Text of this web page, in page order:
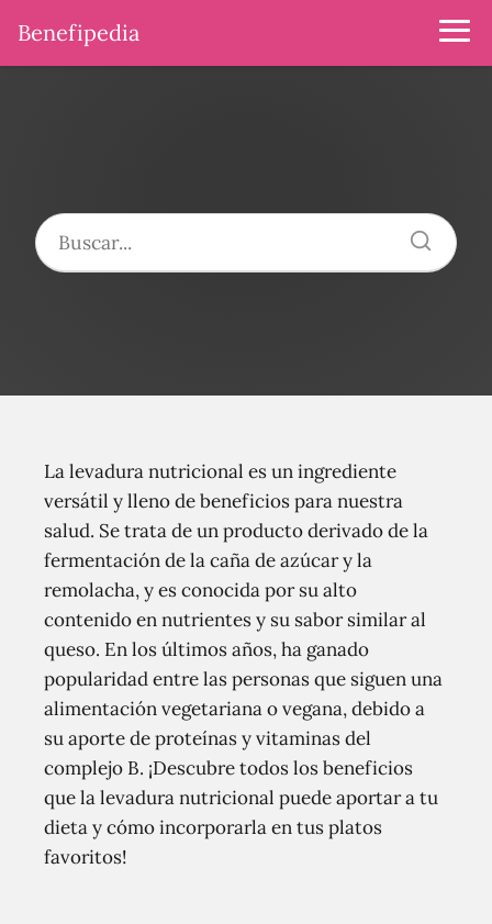
Benefipedia
La levadura nutricional es un ingrediente
versátil y lleno de beneficios para nuestra
salud. Se trata de un producto derivado de la
fermentación de la caña de azúcar y la
remolacha, y es conocida por su alto
contenido en nutrientes y su sabor similar al
queso. En los últimos años, ha ganado
popularidad entre las personas que siguen una
alimentación vegetariana o vegana, debido a
su aporte de proteínas y vitaminas del
complejo B. ¡Descubre todos los beneficios
que la levadura nutricional puede aportar a tu
dieta y cómo incorporarla en tus platos
favoritos!